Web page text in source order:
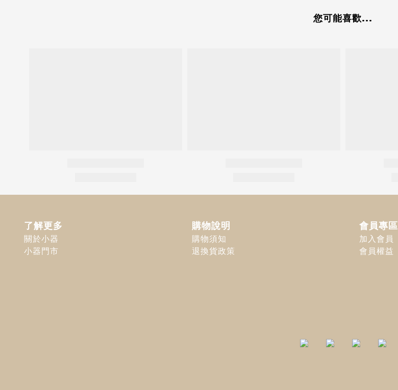
您可能喜歡...
了解更多
關於小器
小器門市
購物說明
購物須知
退換貨政策
會員專區
加入會員
會員權益